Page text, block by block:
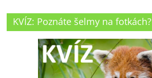
KVÍZ: Poznáte šelmy na fotkách?